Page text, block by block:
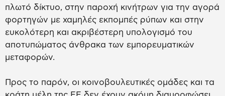
πλωτό δίκτυο, στην παροχή κινήτρων για την αγορά
φορτηγών με χαμηλές εκπομπές ρύπων και στην
ευκολότερη και ακριβέστερη υπολογισμό του
αποτυπώματος άνθρακα των εμπορευματικών
μεταφορών.
Προς το παρόν, οι κοινοβουλευτικές ομάδες και τα